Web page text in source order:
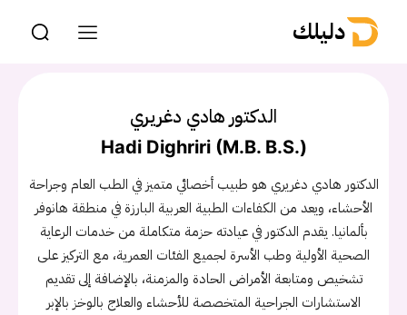
دليلك
الدكتور هادي دغريري
Hadi Dighriri (M.B. B.S.)
الدكتور هادي دغريري هو طبيب أخصائي متميز في الطب العام وجراحة
الأحشاء، ويعد من الكفاءات الطبية العربية البارزة في منطقة هانوفر
بألمانيا. يقدم الدكتور في عيادته حزمة متكاملة من خدمات الرعاية
الصحية الأولية وطب الأسرة لجميع الفئات العمرية، مع التركيز على
تشخيص ومتابعة الأمراض الحادة والمزمنة، بالإضافة إلى تقديم
الاستشارات الجراحية المتخصصة للأحشاء والعلاج بالوخز بالإبر